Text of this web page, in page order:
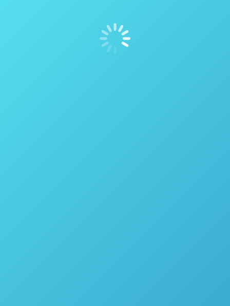
Forno de Calcinação por Micro-ondas QAsh 1800 –
Questron Technologies